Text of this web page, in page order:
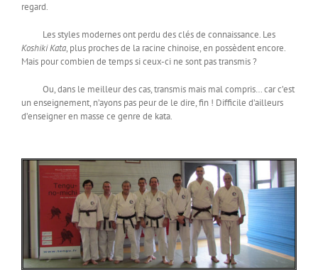
regard.
Les styles modernes ont perdu des clés de connaissance. Les
Koshiki Kata, plus proches de la racine chinoise, en possèdent encore.
Mais pour combien de temps si ceux-ci ne sont pas transmis ?
Ou, dans le meilleur des cas, transmis mais mal compris… car c’est
un enseignement, n’ayons pas peur de le dire, fin ! Difficile d’ailleurs
d’enseigner en masse ce genre de kata.